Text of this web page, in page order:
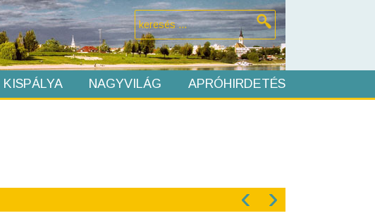
KISPÁLYA NAGYVILÁG APRÓHIRDETÉS
‹ ›